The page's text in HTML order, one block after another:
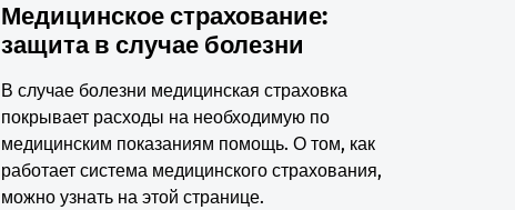
Медицинское страхование:
защита в случае болезни
В случае болезни медицинская страховка
покрывает расходы на необходимую по
медицинским показаниям помощь. О том, как
работает система медицинского страхования,
можно узнать на этой странице.